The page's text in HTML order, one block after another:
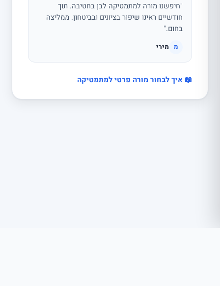
"חיפשנו מורה למתמטיקה לבן בחטיבה. תוך
חודשיים ראינו שיפור בציונים ובביטחון. ממליצה
בחום."
מ מירי
📖 איך לבחור מורה פרטי למתמטיקה